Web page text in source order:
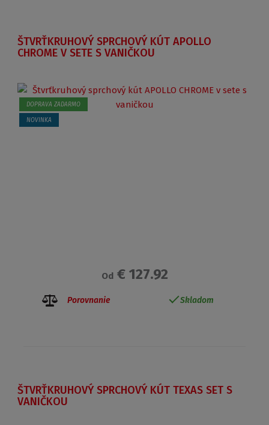
ŠTVRŤKRUHOVÝ SPRCHOVÝ KÚT APOLLO
CHROME V SETE S VANIČKOU
DOPRAVA ZADARMO
NOVINKA
Od€ 127.92
Porovnanie Skladom
ŠTVRŤKRUHOVÝ SPRCHOVÝ KÚT TEXAS SET S
VANIČKOU